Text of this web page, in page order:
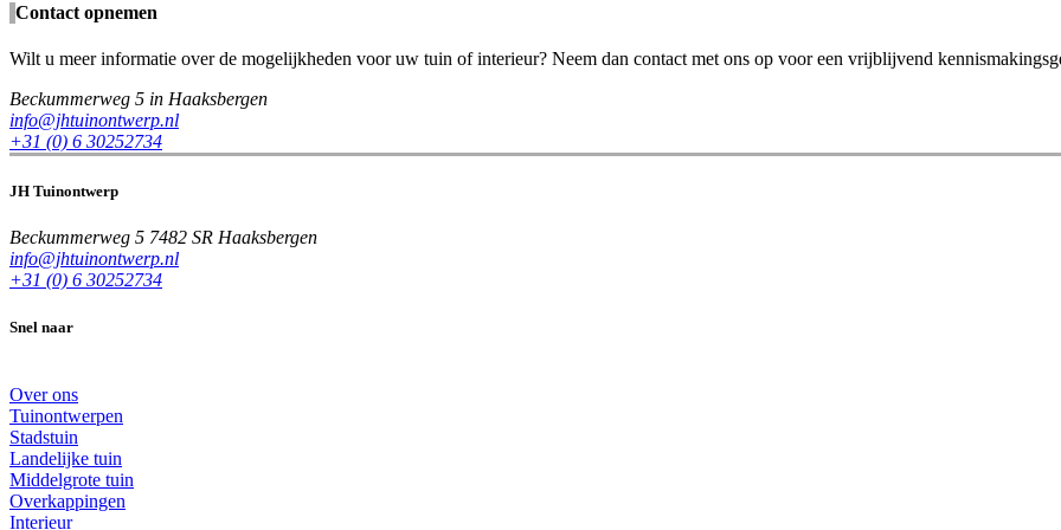
Contact opnemen
Wilt u meer informatie over de mogelijkheden voor uw tuin of interieur? Neem dan contact met ons op voor een vrijblijvend
Beckummerweg 5 in Haaksbergen
info@jhtuinontwerp.nl
+31 (0) 6 30252734
JH Tuinontwerp
Beckummerweg 5 7482 SR Haaksbergen
info@jhtuinontwerp.nl
+31 (0) 6 30252734
Snel naar
Over ons
Tuinontwerpen
Stadstuin
Landelijke tuin
Middelgrote tuin
Overkappingen
Interieur